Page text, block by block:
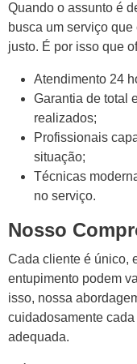
Quando o assunto é
busca um serviço
justo. É por isso que
Atendimento 24
Garantia de total
realizados;
Profissionais
situação;
Técnicas
no serviço.
Nosso
Cada cliente é único,
entupimento podem
isso, nossa
cuidadosamente
adequada.